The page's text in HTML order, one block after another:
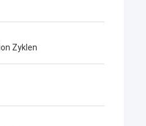
Zyklen